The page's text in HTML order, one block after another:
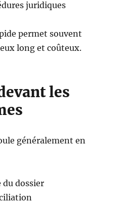
juridiques
permet souvent
long et coûteux.
les
généralement en
du dossier